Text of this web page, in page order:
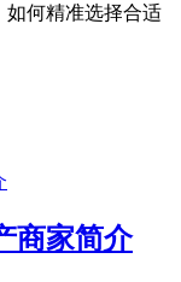
如何精准选择合适
商家简介